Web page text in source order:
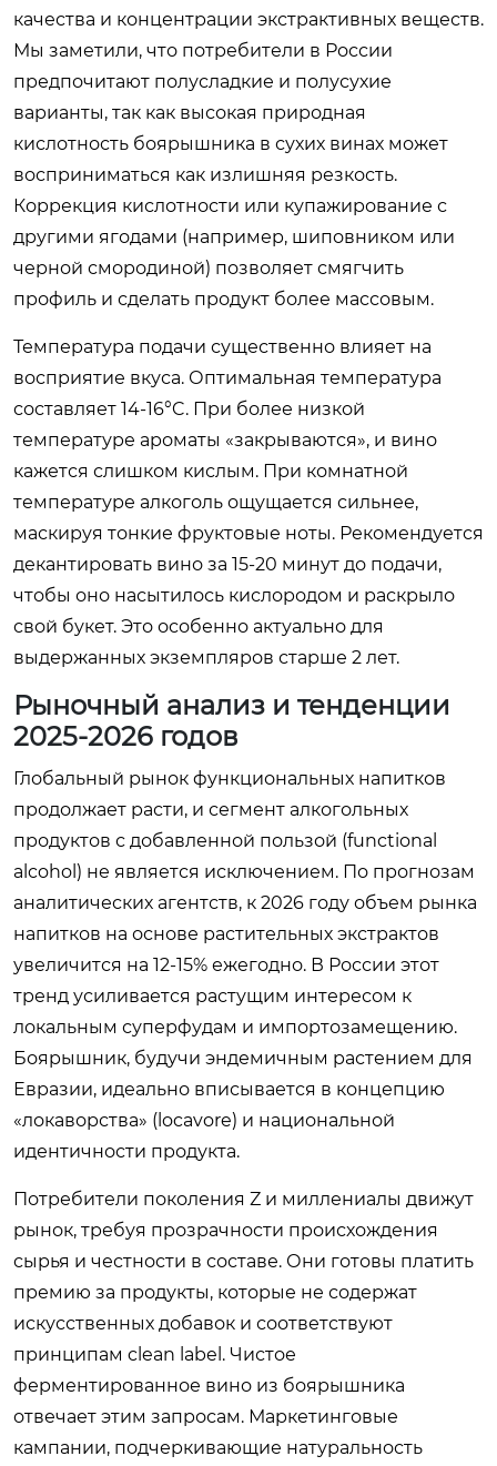
качества и концентрации экстрактивных веществ.
Мы заметили, что потребители в России
предпочитают полусладкие и полусухие
варианты, так как высокая природная
кислотность боярышника в сухих винах может
восприниматься как излишняя резкость.
Коррекция кислотности или купажирование с
другими ягодами (например, шиповником или
черной смородиной) позволяет смягчить
профиль и сделать продукт более массовым.
Температура подачи существенно влияет на
восприятие вкуса. Оптимальная температура
составляет 14-16°C. При более низкой
температуре ароматы «закрываются», и вино
кажется слишком кислым. При комнатной
температуре алкоголь ощущается сильнее,
маскируя тонкие фруктовые ноты. Рекомендуется
декантировать вино за 15-20 минут до подачи,
чтобы оно насытилось кислородом и раскрыло
свой букет. Это особенно актуально для
выдержанных экземпляров старше 2 лет.
Рыночный анализ и тенденции
2025-2026 годов
Глобальный рынок функциональных напитков
продолжает расти, и сегмент алкогольных
продуктов с добавленной пользой (functional
alcohol) не является исключением. По прогнозам
аналитических агентств, к 2026 году объем рынка
напитков на основе растительных экстрактов
увеличится на 12-15% ежегодно. В России этот
тренд усиливается растущим интересом к
локальным суперфудам и импортозамещению.
Боярышник, будучи эндемичным растением для
Евразии, идеально вписывается в концепцию
«локаворства» (locavore) и национальной
идентичности продукта.
Потребители поколения Z и миллениалы движут
рынок, требуя прозрачности происхождения
сырья и честности в составе. Они готовы платить
премию за продукты, которые не содержат
искусственных добавок и соответствуют
принципам clean label. Чистое
ферментированное вино из боярышника
отвечает этим запросам. Маркетинговые
кампании, подчеркивающие натуральность